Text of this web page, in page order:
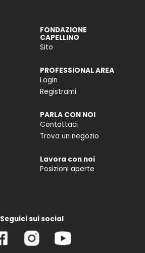
FONDAZIONE
CAPELLINO
Sito
PROFESSIONAL AREA
Login
Registrami
PARLA CON NOI
Contattaci
Trova un negozio
Lavora con noi
Posizioni aperte
Seguici sui social